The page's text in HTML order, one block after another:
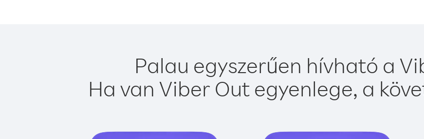
Palau egyszerűen hívható a
Ha van Viber Out egyenlege, a